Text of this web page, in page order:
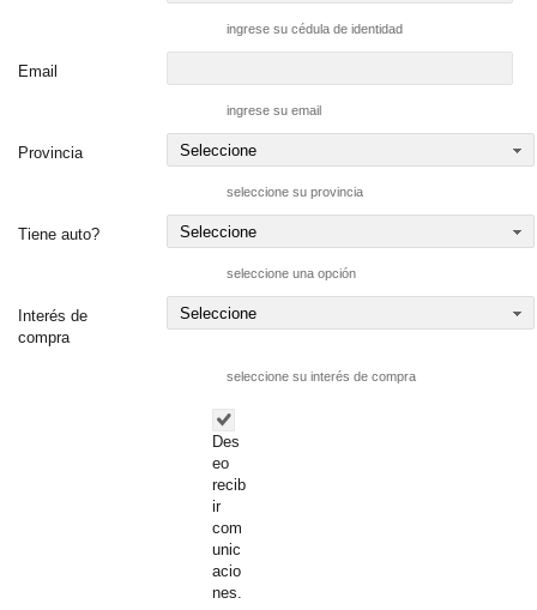
ingrese su cédula de identidad
Email
ingrese su email
Provincia
seleccione su provincia
Tiene auto?
seleccione una opción
Interés de
compra
seleccione su interés de compra
Des
eo
recib
ir
com
unic
acio
nes.